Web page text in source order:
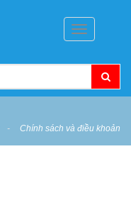
Toggle
navigation
Chính sách và điều khoản